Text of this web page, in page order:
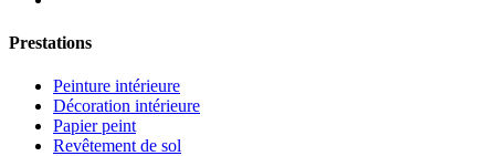
Prestations
Peinture intérieure
Décoration intérieure
Papier peint
Revêtement de sol